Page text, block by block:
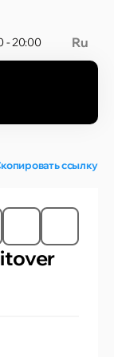
- 20:00 Ru
ссылку